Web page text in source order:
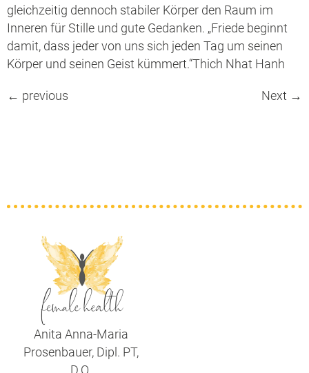
gleichzeitig dennoch stabiler Körper den Raum im
Inneren für Stille und gute Gedanken. „Friede beginnt
damit, dass jeder von uns sich jeden Tag um seinen
Körper und seinen Geist kümmert.“Thich Nhat Hanh
← previous Next →
Anita Anna-Maria
Prosenbauer, Dipl. PT,